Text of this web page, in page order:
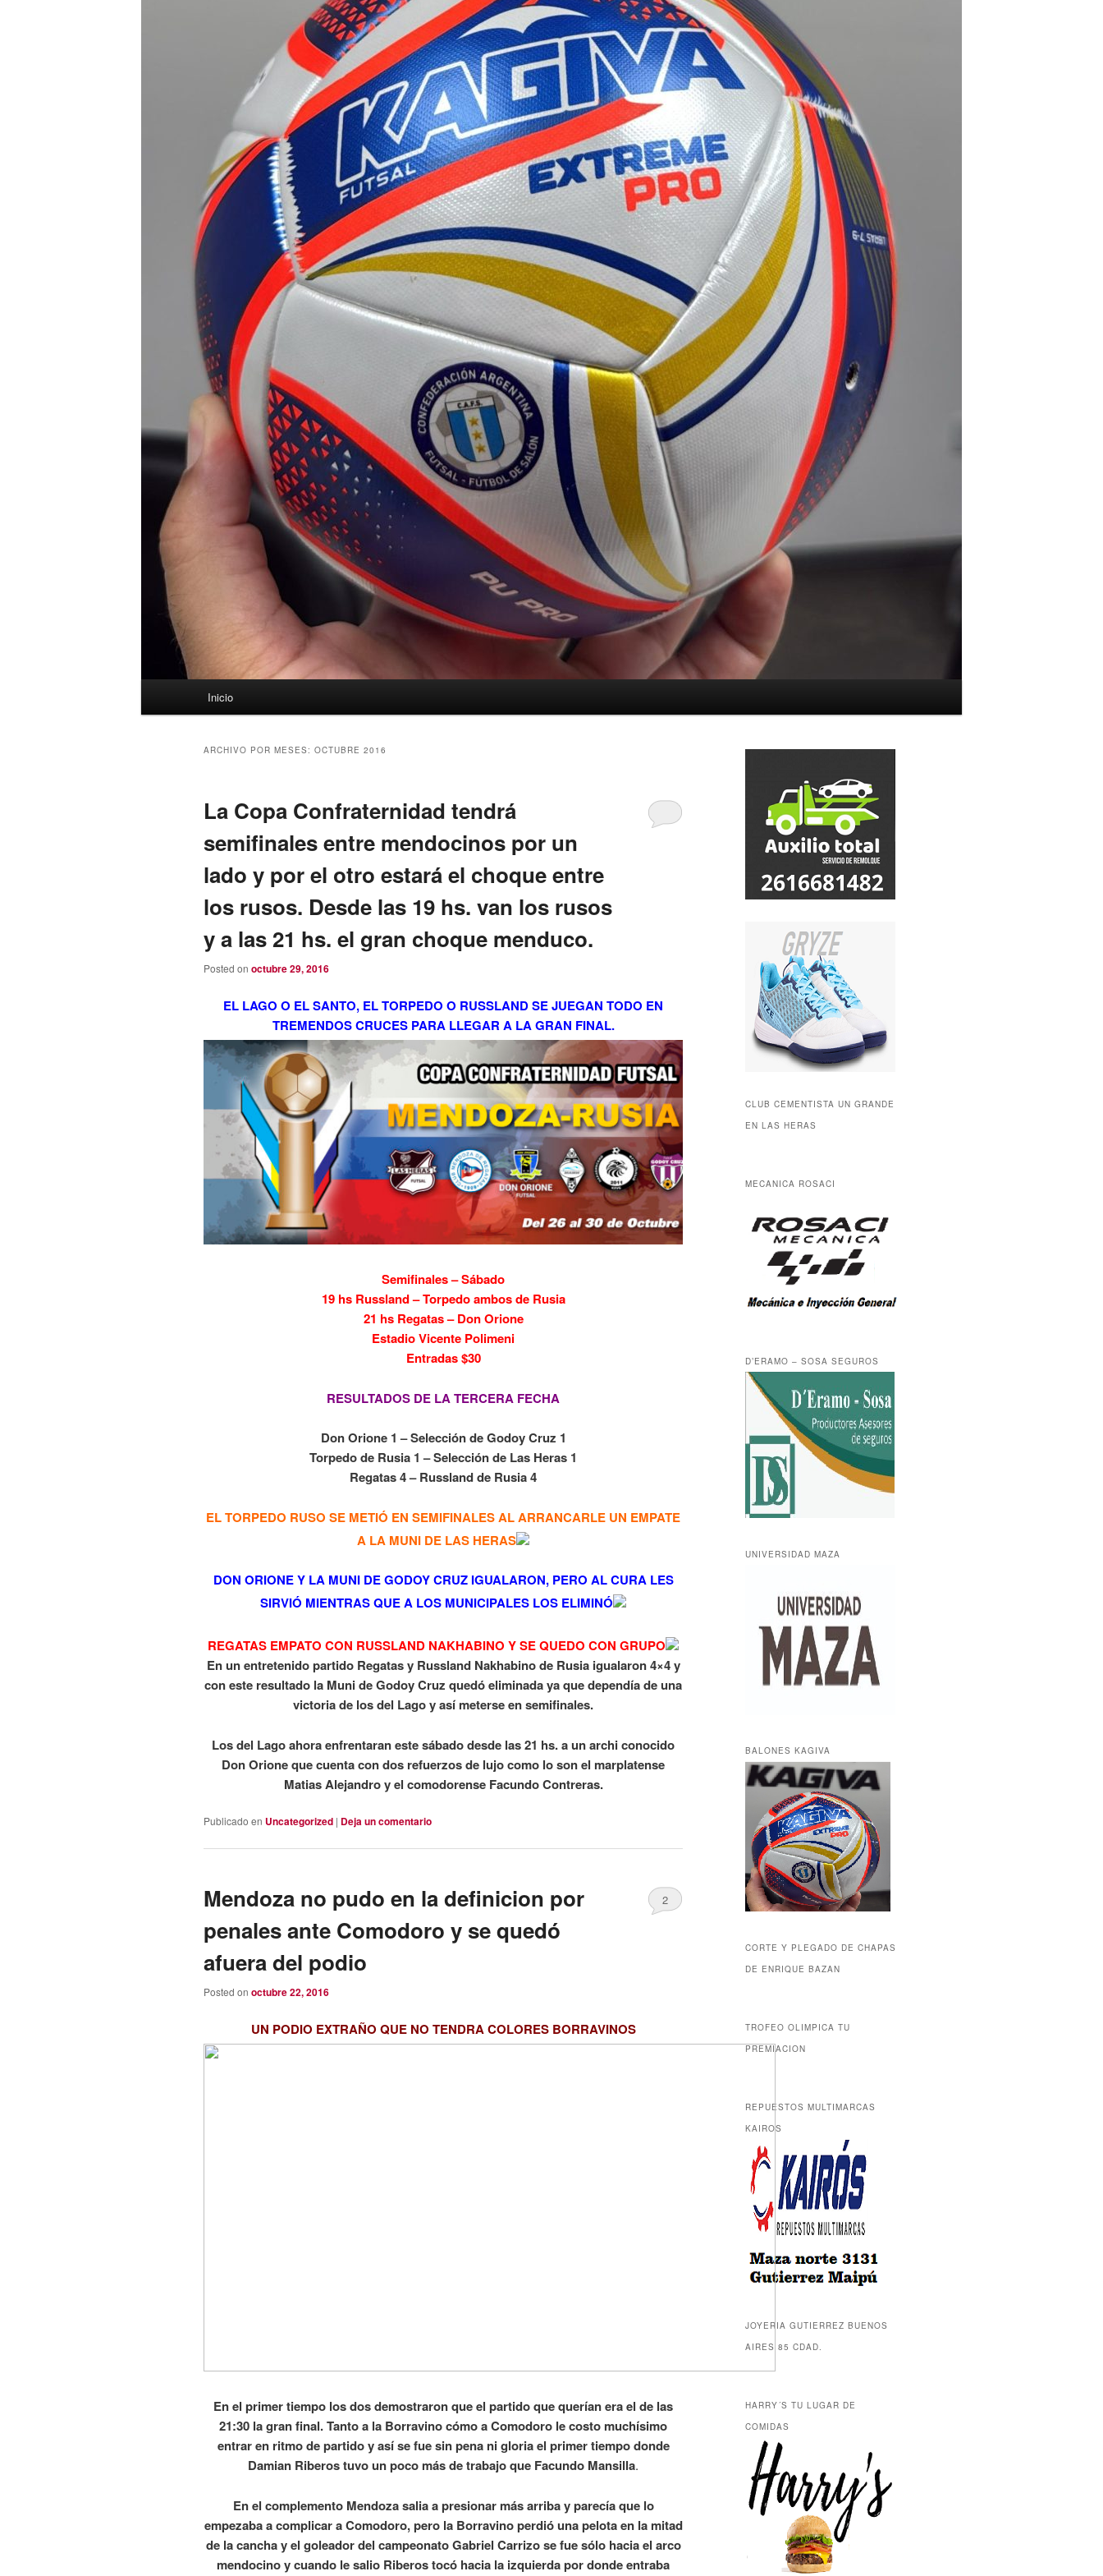
Inicio
ARCHIVO POR MESES: OCTUBRE 2016
La Copa Confraternidad tendrá
semifinales entre mendocinos por un
lado y por el otro estará el choque entre
los rusos. Desde las 19 hs. van los rusos
y a las 21 hs. el gran choque menduco.
Posted on octubre 29, 2016
EL LAGO O EL SANTO, EL TORPEDO O RUSSLAND SE JUEGAN TODO EN
TREMENDOS CRUCES PARA LLEGAR A LA GRAN FINAL.
Semifinales – Sábado
19 hs Russland – Torpedo ambos de Rusia
21 hs Regatas – Don Orione
Estadio Vicente Polimeni
Entradas $30
RESULTADOS DE LA TERCERA FECHA
Don Orione 1 – Selección de Godoy Cruz 1
Torpedo de Rusia 1 – Selección de Las Heras 1
Regatas 4 – Russland de Rusia 4
EL TORPEDO RUSO SE METIÓ EN SEMIFINALES AL ARRANCARLE UN EMPATE
A LA MUNI DE LAS HERAS
DON ORIONE Y LA MUNI DE GODOY CRUZ IGUALARON, PERO AL CURA LES
SIRVIÓ MIENTRAS QUE A LOS MUNICIPALES LOS ELIMINÓ
REGATAS EMPATO CON RUSSLAND NAKHABINO Y SE QUEDO CON GRUPO
En un entretenido partido Regatas y Russland Nakhabino de Rusia igualaron 4×4 y
con este resultado la Muni de Godoy Cruz quedó eliminada ya que dependía de una
victoria de los del Lago y así meterse en semifinales.
Los del Lago ahora enfrentaran este sábado desde las 21 hs. a un archi conocido
Don Orione que cuenta con dos refuerzos de lujo como lo son el marplatense
Matias Alejandro y el comodorense Facundo Contreras.
Publicado en Uncategorized | Deja un comentario
Mendoza no pudo en la definicion por
penales ante Comodoro y se quedó
afuera del podio
Posted on octubre 22, 2016
2
UN PODIO EXTRAÑO QUE NO TENDRA COLORES BORRAVINOS
En el primer tiempo los dos demostraron que el partido que querían era el de las
21:30 la gran final. Tanto a la Borravino cómo a Comodoro le costo muchísimo
entrar en ritmo de partido y así se fue sin pena ni gloria el primer tiempo donde
Damian Riberos tuvo un poco más de trabajo que Facundo Mansilla.
En el complemento Mendoza salia a presionar más arriba y parecía que lo
empezaba a complicar a Comodoro, pero la Borravino perdió una pelota en la mitad
de la cancha y el goleador del campeonato Gabriel Carrizo se fue sólo hacia el arco
mendocino y cuando le salio Riberos tocó hacia la izquierda por donde entraba
CLUB CEMENTISTA UN GRANDE
EN LAS HERAS
MECANICA ROSACI
D’ERAMO – SOSA SEGUROS
UNIVERSIDAD MAZA
BALONES KAGIVA
CORTE Y PLEGADO DE CHAPAS
DE ENRIQUE BAZAN
TROFEO OLIMPICA TU
PREMIACION
REPUESTOS MULTIMARCAS
KAIROS
JOYERIA GUTIERREZ BUENOS
AIRES 85 CDAD.
HARRY´S TU LUGAR DE
COMIDAS